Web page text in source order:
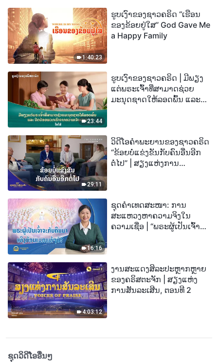
1:40:23
ຮູບເງົາຂອງຊາວຄຣິດ “ເຮືອນ
ຂອງຂ້ອຍຢູ່ໃສ” God Gave Me
a Happy Family
23:44
ຮູບເງົາຂອງຊາວຄຣິດ | ມີພຽງ
ແຕ່ພຣະເຈົ້າທີ່ສາມາດຊ່ວຍ
ມະນຸດຊາດໃຫ້ລອດພົ້ນ ແລະ
29:11
ວິດີໂອຄຳພະຍານຂອງຊາວຄຣິດ
“ຂ້ອຍບໍ່ແຂ່ງຂັນກັບຄົນອື່ນອີກ
ຕໍ່ໄປ” | ສຽງແຫ່ງການ
16:16
ຊຸດຄຳເທດສະໜາ: ການ
ສະແຫວງຫາຄວາມຈິງໃນ
ຄວາມເຊື່ອ | “ພຣະຜູ້ເປັນເຈົ້າຈະ
4:03:12
ງານສະແດງສິລະປະຫຼາກຫຼາຍ
ຂອງຄຣິສຕະຈັກ | ສຽງແຫ່ງ
ການສັນລະເສີນ, ຕອນທີ 2
ຊຸດວິດີໂອອື່ນໆ